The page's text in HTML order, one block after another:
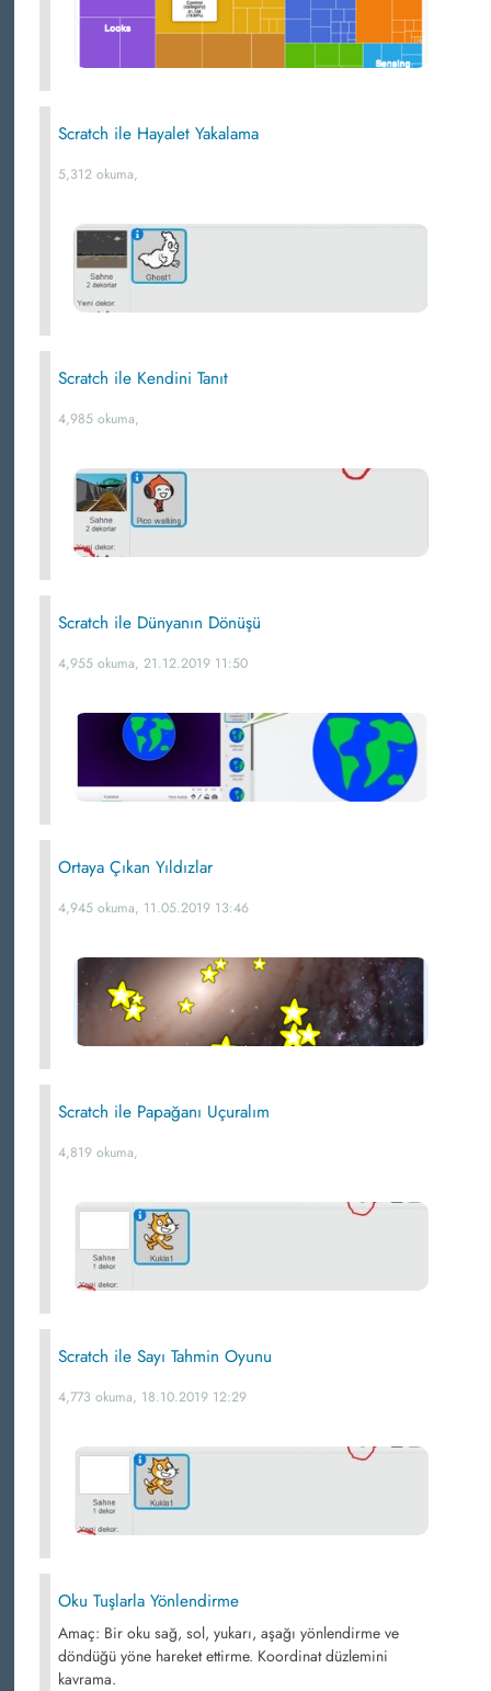
Scratch ile Hayalet Yakalama
5,312 okuma,
Scratch ile Kendini Tanıt
4,985 okuma,
Scratch ile Dünyanın Dönüşü
4,955 okuma, 21.12.2019 11:50
Ortaya Çıkan Yıldızlar
4,945 okuma, 11.05.2019 13:46
Scratch ile Papağanı Uçuralım
4,819 okuma,
Scratch ile Sayı Tahmin Oyunu
4,773 okuma, 18.10.2019 12:29
Oku Tuşlarla Yönlendirme
Amaç: Bir oku sağ, sol, yukarı, aşağı yönlendirme ve
döndüğü yöne hareket ettirme. Koordinat düzlemini
kavrama.